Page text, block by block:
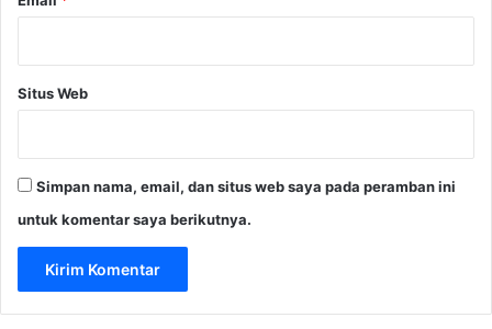
Situs Web
Simpan nama, email, dan situs web saya pada peramban ini
untuk komentar saya berikutnya.